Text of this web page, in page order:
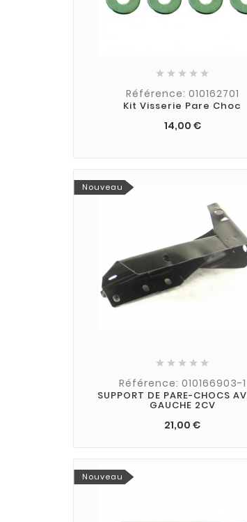
    
Référence: 010162701
Kit Visserie Pare Choc
14,00 €
Nouveau
    
Référence: 010166903-1
SUPPORT DE PARE-CHOCS
GAUCHE 2CV
21,00 €
Nouveau